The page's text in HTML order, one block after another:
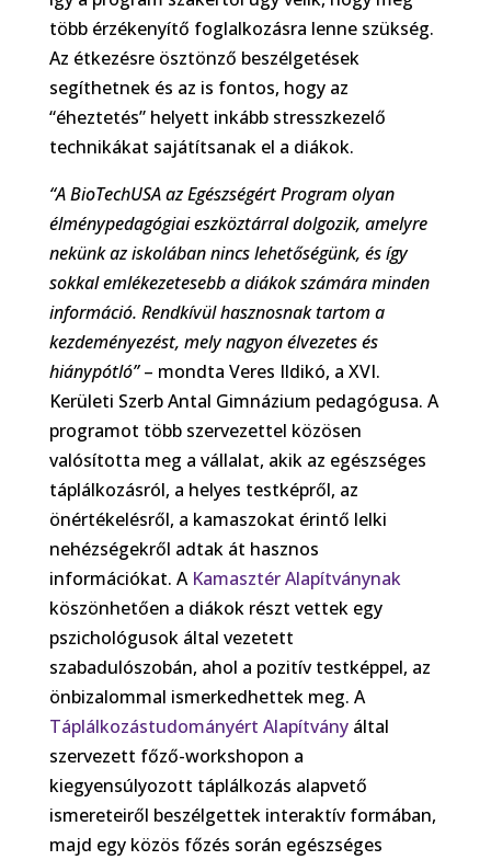
több érzékenyítő foglalkozásra lenne szükség.
Az étkezésre ösztönző beszélgetések
segíthetnek és az is fontos, hogy az
“éheztetés” helyett inkább stresszkezelő
technikákat sajátítsanak el a diákok.
“A BioTechUSA az Egészségért Program olyan
élménypedagógiai eszköztárral dolgozik, amelyre
nekünk az iskolában nincs lehetőségünk, és így
sokkal emlékezetesebb a diákok számára minden
információ. Rendkívül hasznosnak tartom a
kezdeményezést, mely nagyon élvezetes és
hiánypótló”– mondta Veres Ildikó, a XVI.
Kerületi Szerb Antal Gimnázium pedagógusa. A
programot több szervezettel közösen
valósította meg a vállalat, akik az egészséges
táplálkozásról, a helyes testképről, az
önértékelésről, a kamaszokat érintő lelki
nehézségekről adtak át hasznos
információkat. A Kamasztér Alapítványnak
köszönhetően a diákok részt vettek egy
pszichológusok által vezetett
szabadulószobán, ahol a pozitív testképpel, az
önbizalommal ismerkedhettek meg. A
Táplálkozástudományért Alapítványáltal
szervezett főző-workshopon a
kiegyensúlyozott táplálkozás alapvető
ismereteiről beszélgettek interaktív formában,
majd egy közös főzés során egészséges